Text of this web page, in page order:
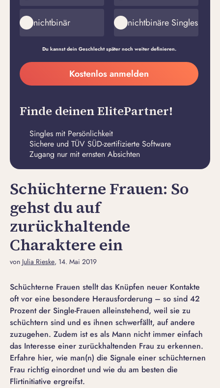
nichtbinär nichtbinäre Singles
Du kannst dein Geschlecht später noch weiter definieren.
Meine
E-
Adresse
erstellen
Kostenlos anmelden
Finde deinen ElitePartner!
Singles mit Persönlichkeit
Sichere und TÜV SÜD-zertifizierte Software
Zugang nur mit ernsten Absichten
Schüchterne Frauen: So
gehst du auf
zurückhaltende
Charaktere ein
von Julia Rieske, 14. Mai 2019
Schüchterne Frauen stellt das Knüpfen neuer Kontakte
oft vor eine besondere Herausforderung – so sind 42
Prozent der Single-Frauen alleinstehend, weil sie zu
schüchtern sind und es ihnen schwerfällt, auf andere
zuzugehen. Zudem ist es als Mann nicht immer einfach
das Interesse einer zurückhaltenden Frau zu erkennen.
Erfahre hier, wie man(n) die Signale einer schüchternen
Frau richtig einordnet und wie du am besten die
Flirtinitiative ergreifst.